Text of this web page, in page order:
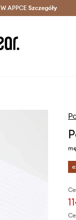
nawet w 24h >
APPCE Szczegóły